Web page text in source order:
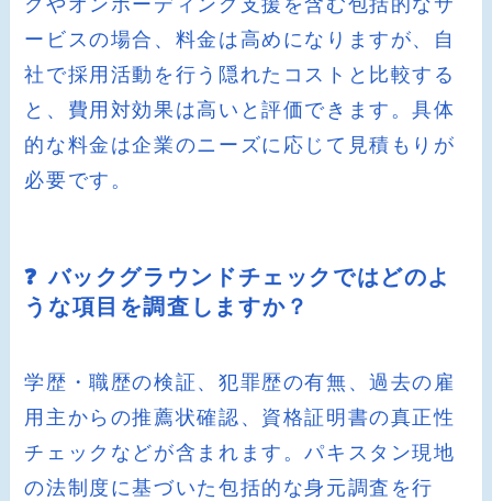
ービスの場合、料金は高めになりますが、自
社で採用活動を行う隠れたコストと比較する
と、費用対効果は高いと評価できます。具体
的な料金は企業のニーズに応じて見積もりが
必要です。
❓ バックグラウンドチェックではどのよ
うな項目を調査しますか？
学歴・職歴の検証、犯罪歴の有無、過去の雇
用主からの推薦状確認、資格証明書の真正性
チェックなどが含まれます。パキスタン現地
の法制度に基づいた包括的な身元調査を行